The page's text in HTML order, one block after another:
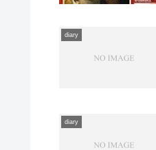
diary
diary